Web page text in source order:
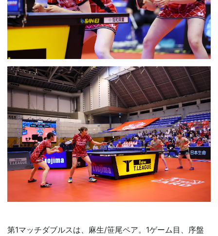
第1マッチダブルスは、麻生/笹尾ペア。1ゲーム目、序盤